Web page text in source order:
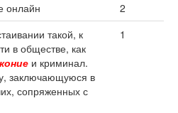
онлайн
2
такой, к
в обществе, как
и криминал.
заключающуюся в
сопряженных с
1